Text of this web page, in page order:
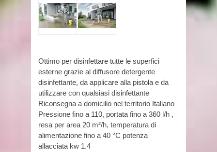
Ottimo per disinfettare tutte le superfici
esterne grazie al diffusore detergente
disinfettante, da applicare alla pistola e da
utilizzare con qualsiasi disinfettante
Riconsegna a domicilio nel territorio Italiano
Pressione fino a 110, portata fino a 360 l/h ,
resa per area 20 m²/h, temperatura di
alimentazione fino a 40 °C potenza
allacciata kw 1.4